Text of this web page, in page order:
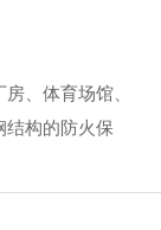
、体育场馆、
结构的防火保